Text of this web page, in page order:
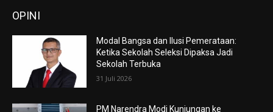
OPINI
Modal Bangsa dan Ilusi Pemerataan:
Ketika Sekolah Seleksi Dipaksa Jadi
Sekolah Terbuka
31 Juli 2026
PM Narendra Modi Kunjungan ke